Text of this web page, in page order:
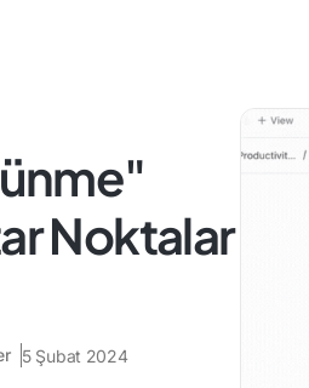
Noktalar
5 Şubat 2024